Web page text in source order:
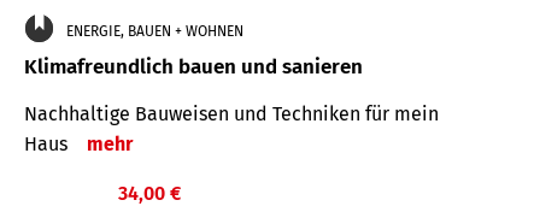
ENERGIE, BAUEN + WOHNEN
Klimafreundlich bauen und sanieren
Nachhaltige Bauweisen und Techniken für mein
Haus
mehr
34,00 €